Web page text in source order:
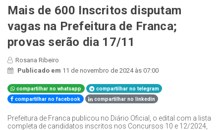
Mais de 600 Inscritos disputam
vagas na Prefeitura de Franca;
provas serão dia 17/11
Rosana Ribeiro
Publicado em 11 de novembro de 2024 às 07:00
compartilhar no whatsapp
compartilhar no telegram
compartilhar no facebook
compartilhar no linkedin
Prefeitura de Franca publicou no Diário Oficial, o edital com a lista
completa de candidatos inscritos nos Concursos 10 e 12/2024,